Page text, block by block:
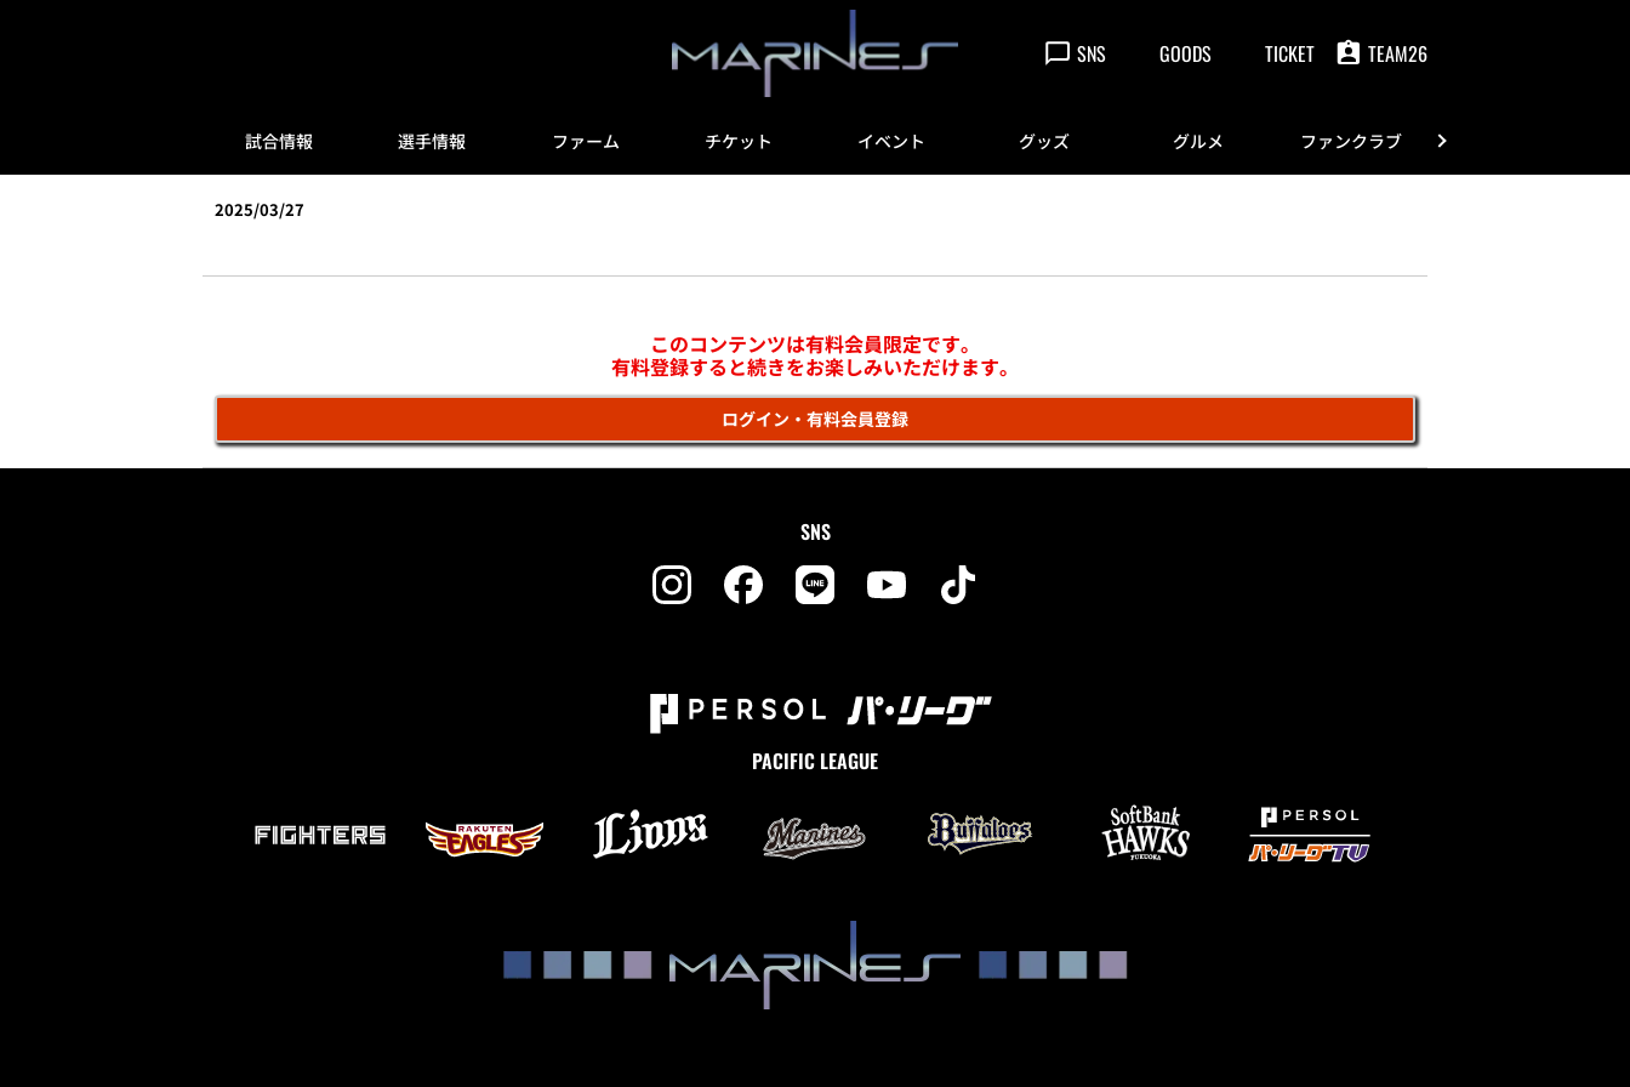
SNS GOODS TICKET TEAM26
試合情報 選手情報 ファーム チケット イベント グッズ グルメ ファンクラブ
2025/03/27
このコンテンツは有料会員限定です。
有料登録すると続きをお楽しみいただけます。
ログイン・有料会員登録
SNS
PACIFIC LEAGUE